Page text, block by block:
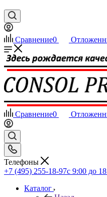
Сравнение0
Сравнение0
Телефоны
+7 (495) 255-18-97с 9:00 до
Каталог